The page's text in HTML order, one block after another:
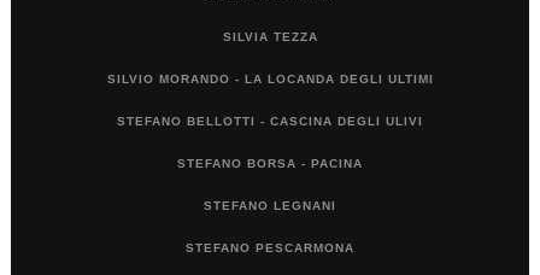
SILVIA TEZZA
SILVIO MORANDO - LA LOCANDA DEGLI ULTIMI
STEFANO BELLOTTI - CASCINA DEGLI ULIVI
STEFANO BORSA - PACINA
STEFANO LEGNANI
STEFANO PESCARMONA